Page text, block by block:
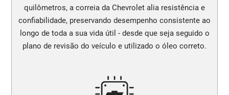
quilômetros, a correia da Chevrolet alia resistência e
confiabilidade, preservando desempenho consistente ao
longo de toda a sua vida útil - desde que seja seguido o
plano de revisão do veículo e utilizado o óleo correto.